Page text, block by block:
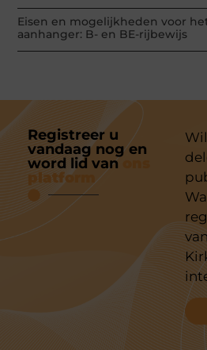
Eisen en mogelijkheden voor
aanhanger: B- en BE-rijbewijs
Registreer u
vandaag nog en
word lid van
platform